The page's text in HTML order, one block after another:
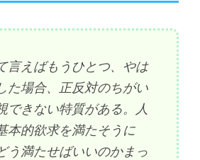
言えばもうひとつ、やは
た場合、正反対のちがい
できない特質がある。人
本的欲求を満たそうに
う満たせばいいのかまっ